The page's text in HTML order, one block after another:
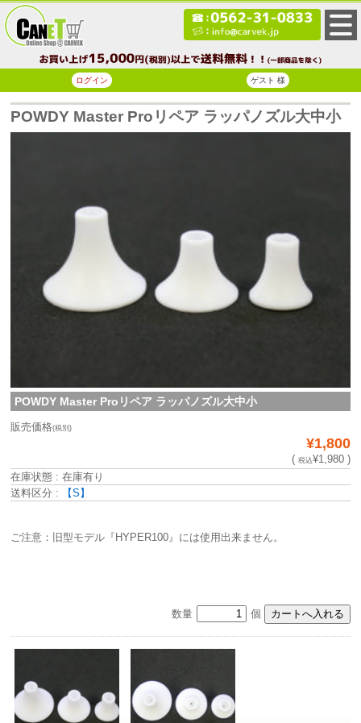
ログイン ゲスト 様
POWDY Master Proリペア ラッパノズル大中小
POWDY Master Proリペア ラッパノズル大中小
販売価格(税別)
¥1,800
( 税込¥1,980 )
在庫状態 : 在庫有り
送料区分 :
【S】
ご注意：旧型モデル『HYPER100』には使用出来ません。
数量 個